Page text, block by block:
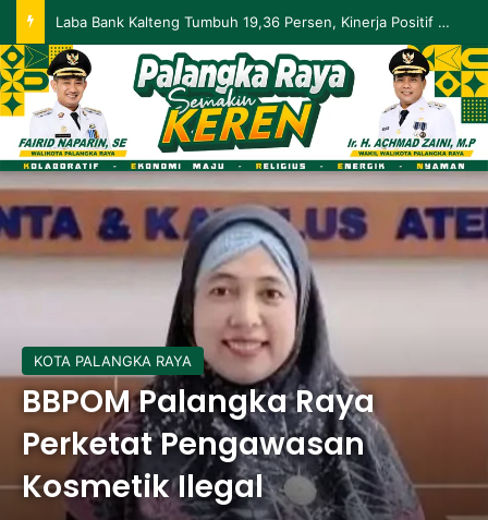
Laba Bank Kalteng Tumbuh 19,36 Persen, Kinerja Positif Berlanjut hingga Mei 2026
KOTA PALANGKA RAYA
BBPOM Palangka Raya
Perketat Pengawasan
Kosmetik Ilegal